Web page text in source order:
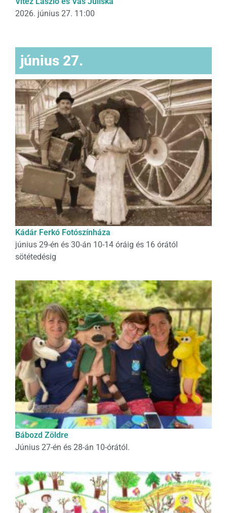
2026. június 27. 11:00
június 27.
Kádár Ferkó Fotószínháza
június 29-én és 30-án 10-14 óráig és 16 órától
sötétedésig
Bábozd Zöldre
Június 27-én és 28-án 10-órától.